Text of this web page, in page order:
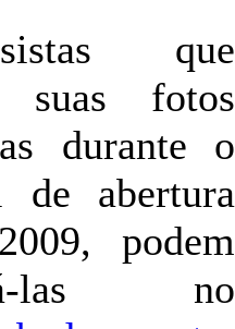
que
suas fotos
durante o
de abertura
podem
las no